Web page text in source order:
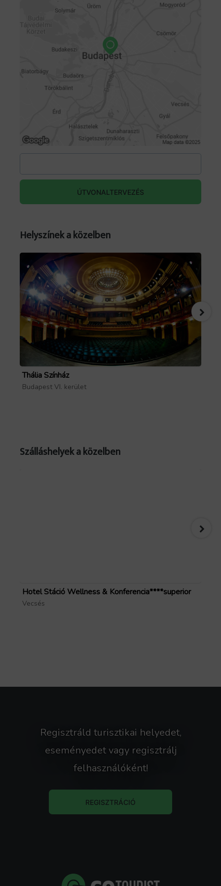
ÚTVONALTERVEZÉS
Helyszínek a közelben
Thália Színház
Budapest VI. kerület
Szálláshelyek a közelben
Hotel Stáció Wellness & Konferencia****superior
Vecsés
Regisztráld turisztikai helyedet,
eseményedet vagy regisztrálj
felhasználóként!
REGISZTRÁCIÓ